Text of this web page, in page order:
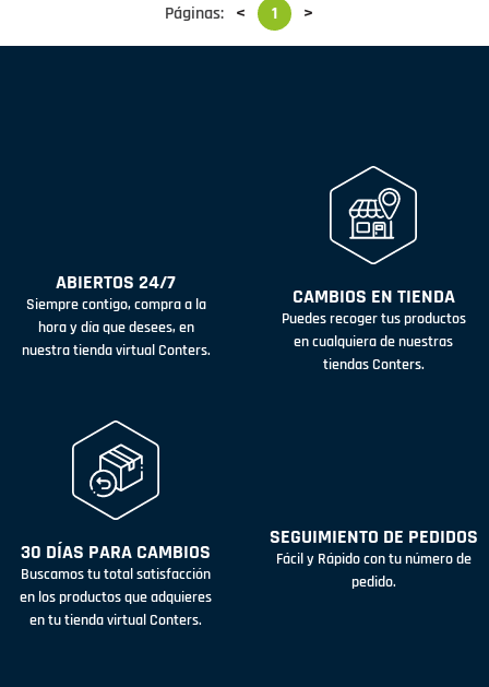
Páginas: < 1 >
ABIERTOS 24/7
Siempre contigo, compra a la
hora y día que desees, en
nuestra tienda virtual Conters.
CAMBIOS EN TIENDA
Puedes recoger tus productos
en cualquiera de nuestras
tiendas Conters.
30 DÍAS PARA CAMBIOS
Buscamos tu total satisfacción
en los productos que adquieres
en tu tienda virtual Conters.
SEGUIMIENTO DE PEDIDOS
Fácil y Rápido con tu número de
pedido.